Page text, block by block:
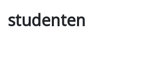
studenten